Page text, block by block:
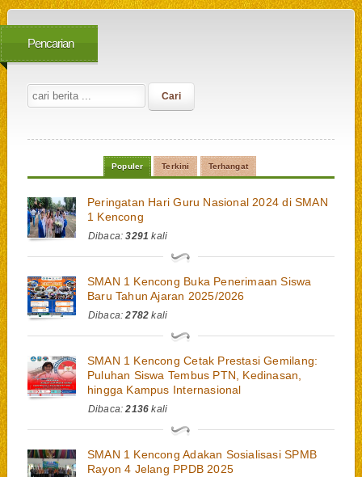
Pencarian
Populer Terkini Terhangat
Peringatan Hari Guru Nasional 2024 di SMAN
1 Kencong
Dibaca:3291 kali
SMAN 1 Kencong Buka Penerimaan Siswa
Baru Tahun Ajaran 2025/2026
Dibaca:2782 kali
SMAN 1 Kencong Cetak Prestasi Gemilang:
Puluhan Siswa Tembus PTN, Kedinasan,
hingga Kampus Internasional
Dibaca:2136 kali
SMAN 1 Kencong Adakan Sosialisasi SPMB
Rayon 4 Jelang PPDB 2025